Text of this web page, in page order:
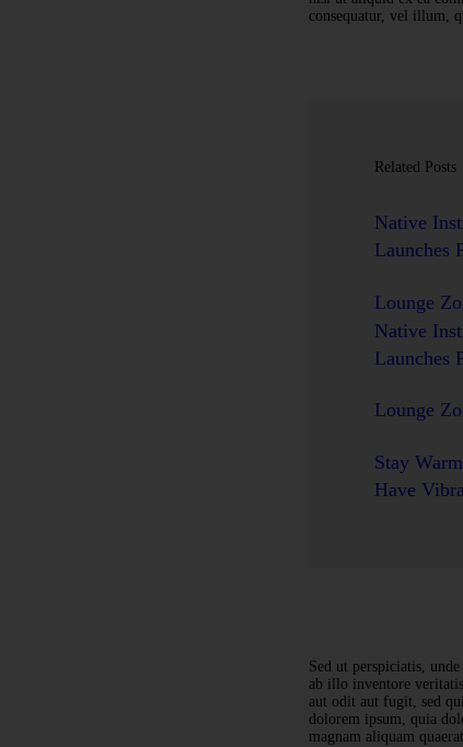
consequatur, vel illum,
Related Posts
Native
Launches
Lounge
Native
Launches
Lounge
Stay
Have
Sed ut perspiciatis,
ab illo inventore
aut odit aut fugit, sed
dolorem ipsum, quia
magnam aliquam